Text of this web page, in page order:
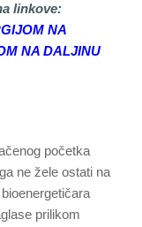
linkove:
NA
NA DALJINU
početka
ne žele ostati na
prilikom